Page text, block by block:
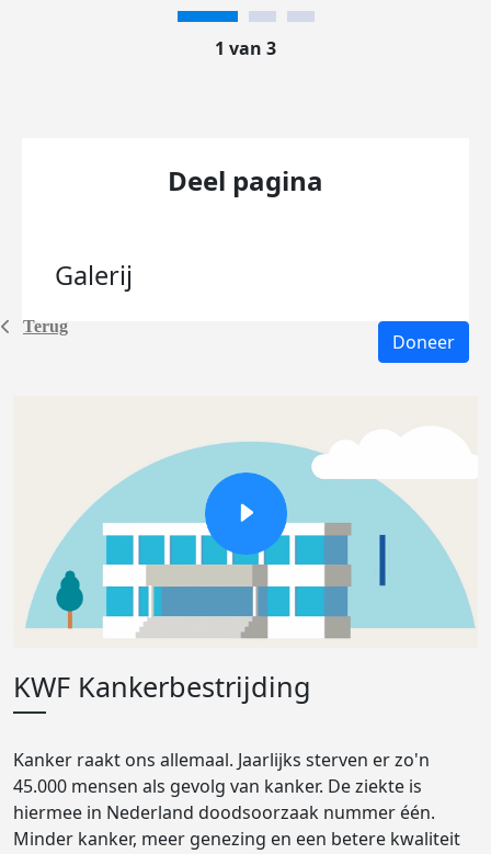
Terug
1 van 3
Deel pagina
Galerij
Doneer
KWF Kankerbestrijding
Kanker raakt ons allemaal. Jaarlijks sterven er zo'n
45.000 mensen als gevolg van kanker. De ziekte is
hiermee in Nederland doodsoorzaak nummer één.
Minder kanker, meer genezing en een betere kwaliteit